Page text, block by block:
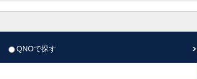
QNOで探す